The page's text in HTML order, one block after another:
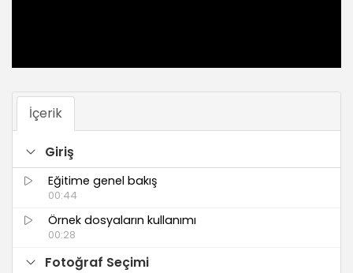
İçerik
Giriş
Eğitime genel bakış
00:44
Örnek dosyaların kullanımı
00:28
Fotoğraf Seçimi